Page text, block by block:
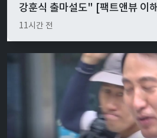
강훈식 출마설도" [팩트앤뷰 이
11시간 전